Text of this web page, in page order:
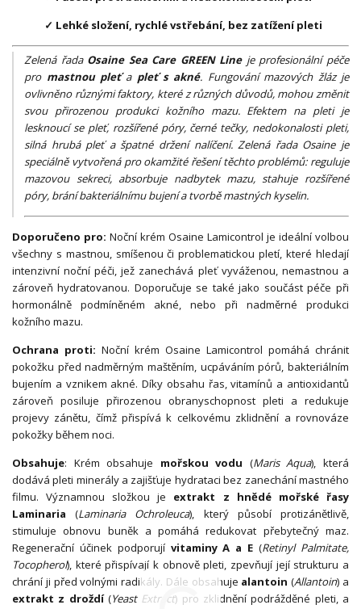
✓ Lehké složení, rychlé vstřebání, bez zatížení pleti
Zelená řada Osaine Sea Care GREEN Lineje profesionální péče
pro mastnou pleťa pleť s akné. Fungování mazových žláz je
ovlivněno různými faktory, které z různých důvodů, mohou změnit
svou přirozenou produkci kožního mazu. Efektem na pleti je
lesknoucí se pleť, rozšířené póry, černé tečky, nedokonalosti pleti,
silná hrubá pleť a špatné držení nalíčení. Zelená řada Osaine je
speciálně vytvořená pro okamžité řešení těchto problémů: reguluje
mazovou sekreci, absorbuje nadbytek mazu, stahuje rozšířené
póry, brání bakteriálnímu bujení a tvorbě mastných kyselin.
Doporučeno pro: Noční krém Osaine Lamicontrol je ideální volbou
všechny s mastnou, smíšenou či problematickou pletí, které hledají
intenzivní noční péči, jež zanechává pleť vyváženou, nemastnou a
zároveň hydratovanou. Doporučuje se také jako součást péče při
hormonálně podmíněném akné, nebo při nadměrné produkci
kožního mazu.
Ochrana proti: Noční krém Osaine Lamicontrol pomáhá chránit
pokožku před nadměrným maštěním, ucpáváním pórů, bakteriálním
bujením a vznikem akné. Díky obsahu řas, vitamínů a antioxidantů
zároveň posiluje přirozenou obranyschopnost pleti a redukuje
projevy zánětu, čímž přispívá k celkovému zklidnění a rovnováze
pokožky během noci.
Obsahuje: Krém obsahuje mořskou vodu (Maris Aqua), která
dodává pleti minerály a zajišťuje hydrataci bez zanechání mastného
filmu. Významnou složkou je extrakt z hnědé mořské řasy
Laminaria (Laminaria Ochroleuca), který působí protizánětlivě,
stimuluje obnovu buněk a pomáhá redukovat přebytečný maz.
Regenerační účinek podporují vitaminy A a E (Retinyl Palmitate,
Tocopherol), které přispívají k obnově pleti, zpevňují její strukturu a
chrání ji před volnými radikály. Dále obsahuje alantoin (Allantoin) a
extrakt z droždí(Yeast Extract) pro zklidnění podrážděné pleti, a